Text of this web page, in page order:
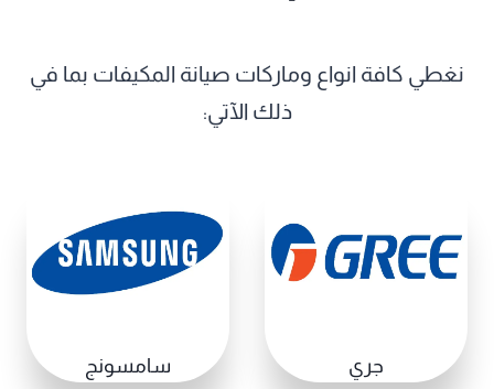
نغطي كافة انواع وماركات صيانة المكيفات بما في
ذلك الآتي:
جري سامسونج